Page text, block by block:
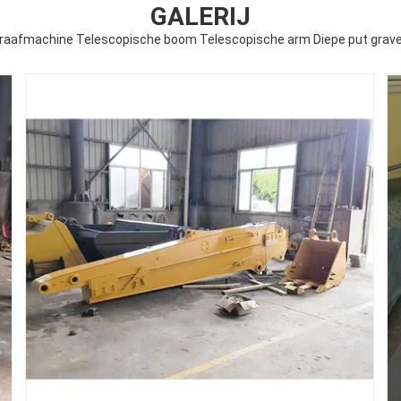
GALERIJ
Telescopische boom Telescopische arm Diepe put